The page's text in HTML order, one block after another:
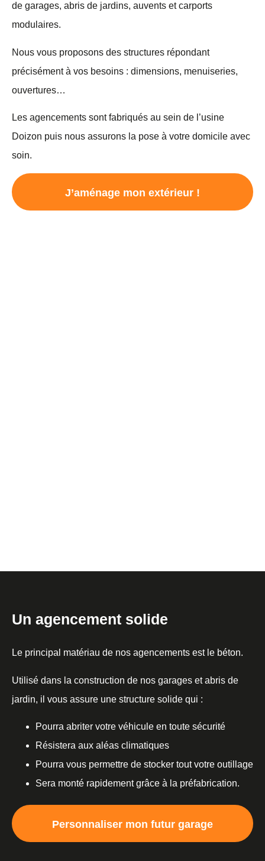
de garages, abris de jardins, auvents et carports
modulaires.
Nous vous proposons des structures répondant
précisément à vos besoins : dimensions, menuiseries,
ouvertures…
Les agencements sont fabriqués au sein de l’usine
Doizon puis nous assurons la pose à votre domicile avec
soin.
J’aménage mon extérieur !
Un agencement solide
Le principal matériau de nos agencements est le béton.
Utilisé dans la construction de nos garages et abris de
jardin, il vous assure une structure solide qui :
Pourra abriter votre véhicule en toute sécurité
Résistera aux aléas climatiques
Pourra vous permettre de stocker tout votre outillage
Sera monté rapidement grâce à la préfabrication.
Personnaliser mon futur garage